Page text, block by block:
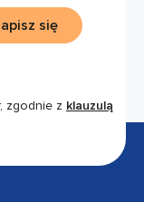
zgodnie z klauzulą
się